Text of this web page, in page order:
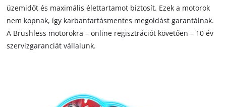
üzemidőt és maximális élettartamot biztosít. Ezek a motorok
nem kopnak, így karbantartásmentes megoldást garantálnak.
A Brushless motorokra – online regisztrációt követően – 10 év
szervizgaranciát vállalunk.